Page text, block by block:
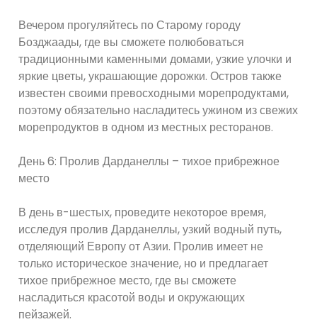
Вечером прогуляйтесь по Старому городу
Бозджаады, где вы сможете полюбоваться
традиционными каменными домами, узкие улочки и
яркие цветы, украшающие дорожки. Остров также
известен своими превосходными морепродуктами,
поэтому обязательно насладитесь ужином из свежих
морепродуктов в одном из местных ресторанов.
День 6: Пролив Дарданеллы – тихое прибрежное
место
В день в-шестых, проведите некоторое время,
исследуя пролив Дарданеллы, узкий водный путь,
отделяющий Европу от Азии. Пролив имеет не
только историческое значение, но и предлагает
тихое прибрежное место, где вы сможете
насладиться красотой воды и окружающих
пейзажей.